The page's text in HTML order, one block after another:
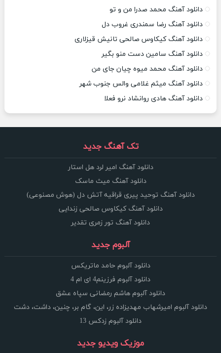
دانلود آهنگ محمد صدرا من و تو
دانلود آهنگ رضا سمندری غروب دل
دانلود آهنگ کیکاوس صالحی تانیش قیزلاری
دانلود آهنگ سامین دست منو بگیر
دانلود آهنگ محمد میوه چیان جای من
دانلود آهنگ میثم غلامی والس جنوب شهر
دانلود آهنگ هادی روانشاد نرو فعلا
تک آهنگ جدید
دانلود آهنگ امیر لرد هل استار
دانلود آهنگ میث ماسک
دانلود آهنگ توحید پیری قراقیه آتش دل (هوش مصنوعی)
دانلود آهنگ کیکاوس صالحی زندایی
دانلود آهنگ تور زمری تقدیر
آلبوم جدید
دانلود آلبوم حامد ماتریکس
دانلود آلبوم فرزینم4 ای ام 4
دانلود آلبوم هاشم رمضانی سپاه عشق
دانلود آلبوم امیرشهاب مهدیزاده زر، این، گام بر، چنین، داشت، دشت
دانلود آلبوم زدکس 13
موزیک ویدیو جدید